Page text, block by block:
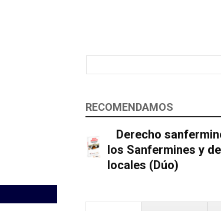
RECOMENDAMOS
Derecho
los Sanfermines y
locales (Dúo)